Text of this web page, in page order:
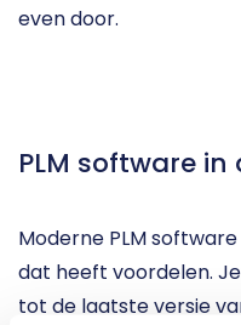
even door.
PLM software in
Moderne PLM
dat heeft voordelen.
tot de laatste versie